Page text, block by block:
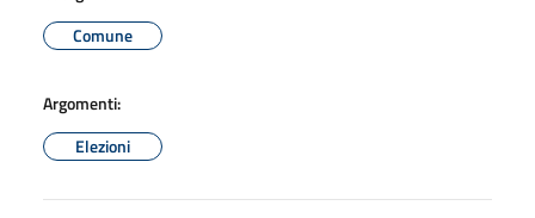
Comune
Argomenti:
Elezioni